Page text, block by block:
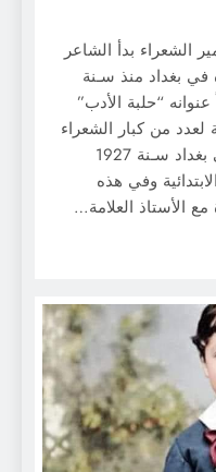
الشعراء بدأ الشاعر
في بغداد منذ سـنة
نشر كتيباً عنوانه “حلبة الأدب”
من كبار الشعراء
المعاصـرين.أنتقل الجواهري إلى بغداد سـنة 1927
وفي هذه
الأستاذ العلامة…